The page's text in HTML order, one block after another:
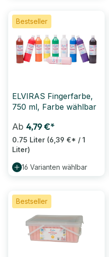
Bestseller
ELVIRAS Fingerfarbe,
750 ml, Farbe wählbar
Ab 4,79 €*
0.75 Liter (6,39 €* / 1
Liter)
16 Varianten wählbar
Bestseller